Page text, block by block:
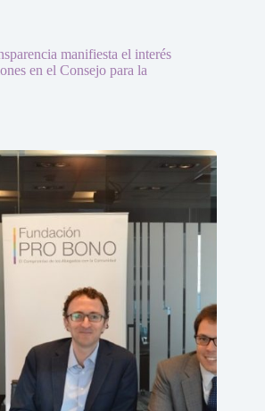
manifiesta el interés
en el Consejo para la